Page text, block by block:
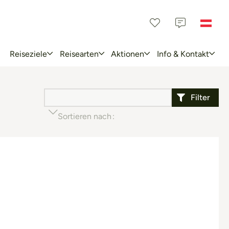
Reiseziele Reisearten Aktionen Info & Kontakt
Filter
Sortieren nach